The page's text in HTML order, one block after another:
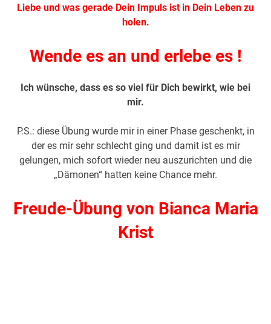
Liebe und was gerade Dein Impuls ist in Dein Leben zu
holen.
Wende es an und erlebe es !
Ich wünsche, dass es so viel für Dich bewirkt, wie bei
mir.
P.S.: diese Übung wurde mir in einer Phase geschenkt, in
der es mir sehr schlecht ging und damit ist es mir
gelungen, mich sofort wieder neu auszurichten und die
„Dämonen“ hatten keine Chance mehr.
Freude-Übung von Bianca Maria
Krist